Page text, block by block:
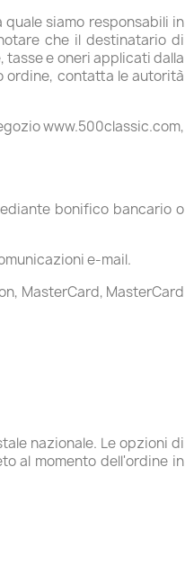
siamo responsabili in
che il destinatario di
e oneri applicati dalla
ordine, contatta le autorità
www.500classic.com,
bonifico bancario o
e-mail.
MasterCard, MasterCard
nazionale. Le opzioni di
al momento dell'ordine in